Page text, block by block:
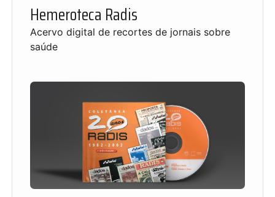
Hemeroteca Radis
Acervo digital de recortes de jornais sobre
saúde